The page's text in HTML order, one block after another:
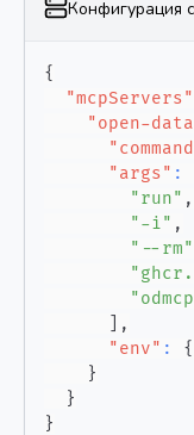
Конфигурация
{
"mcpServers"
"open-
"args" :
"run" ,
"-i" ,
"--rm"
,
"env" : {
}
}
}